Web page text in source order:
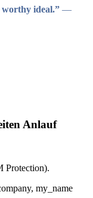
worthy ideal.” ―
Anlauf
Protection).
my_name